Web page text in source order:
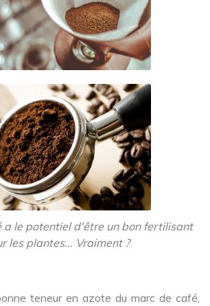
a le potentiel d'être un bon fertilisant
les plantes... Vraiment ?
teneur en azote du marc de café,